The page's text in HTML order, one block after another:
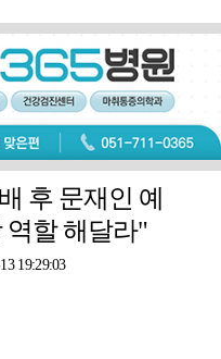
후 문재인 예
할 해달라"
19:29:03